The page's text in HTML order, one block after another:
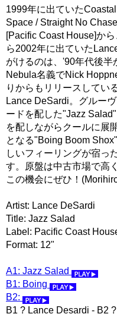
1999年に出ていた
Space / Straight No
[Pacific Coast House]か
ら2002年に出ていた
がけるのは、'90年代後
Nebula名義でNick
りからもリリースしてい
Lance DeSardi。グルー
ードを配した"Jazz
を配しながらクールに展
となる"Boing Boom
しいフィーリングが宿っ
す。原盤は中古市場で高
この機会にぜひ！
Artist: Lance DeSardi
Title: Jazz Salad
Label: Pacific Coast
Format: 12"
A1: Jazz Salad
B1: Boing
B2:
B1 ? Lance Desardi - B2